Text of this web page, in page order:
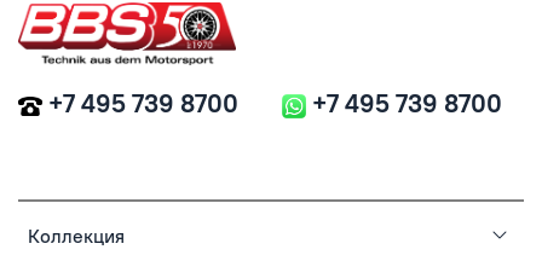
Коллекция
+7 495 739 8700 +7 495 739 8700